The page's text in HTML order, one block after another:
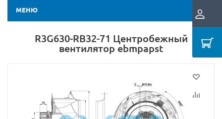
МЕНЮ
R3G630-RB32-71 Центробежный
вентилятор ebmpapst